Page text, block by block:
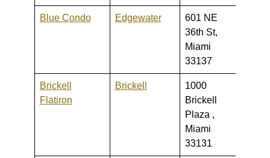
Blue Condo Edgewater
601 NE
36th St,
Miami
33137
Brickell
Flatiron
Brickell
1000
Brickell
Plaza ,
Miami
33131